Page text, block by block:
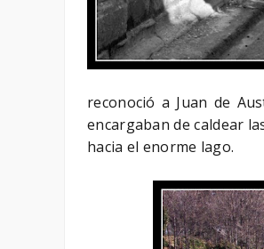
reconoció a Juan de
encargaban de caldear
hacia el enorme lago.